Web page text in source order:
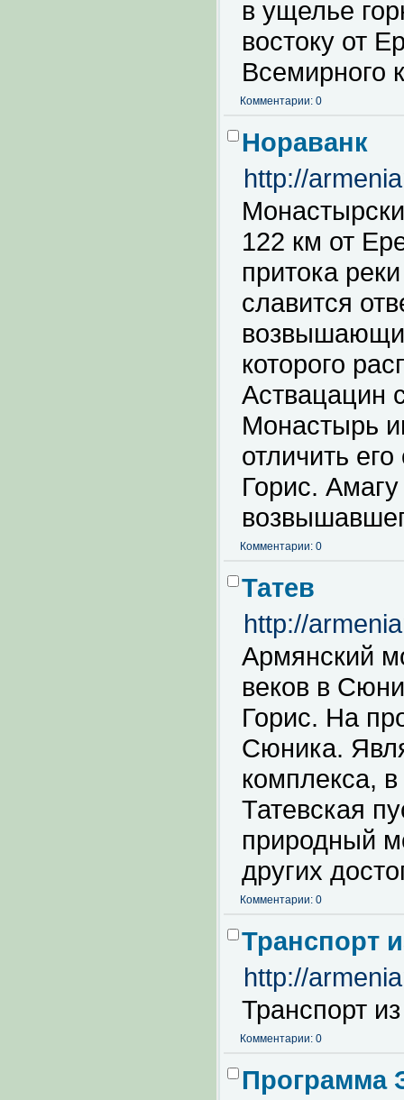
в ущелье
востоку от
Всемирного
Комментарии: 0
Нораванк
http://
122 км от
притока
славится
которого
Аствацацин
Монастырь
отличить
Горис.
Комментарии: 0
Татев
http://
Армянский
веков в
Горис. На
Сюника.
комплекса,
Татевская
природный
других
Комментарии: 0
Транспорт
http://
Транспорт
Комментарии: 0
Программа